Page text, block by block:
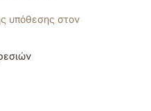
υπόθεσης στον